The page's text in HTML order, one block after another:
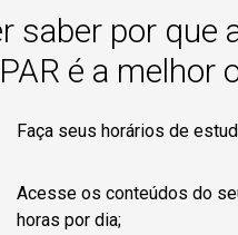
Antropologia Filosófica
saber por que
é a melhor
Faça seus horários de
Acesse os conteúdos do
horas por dia;